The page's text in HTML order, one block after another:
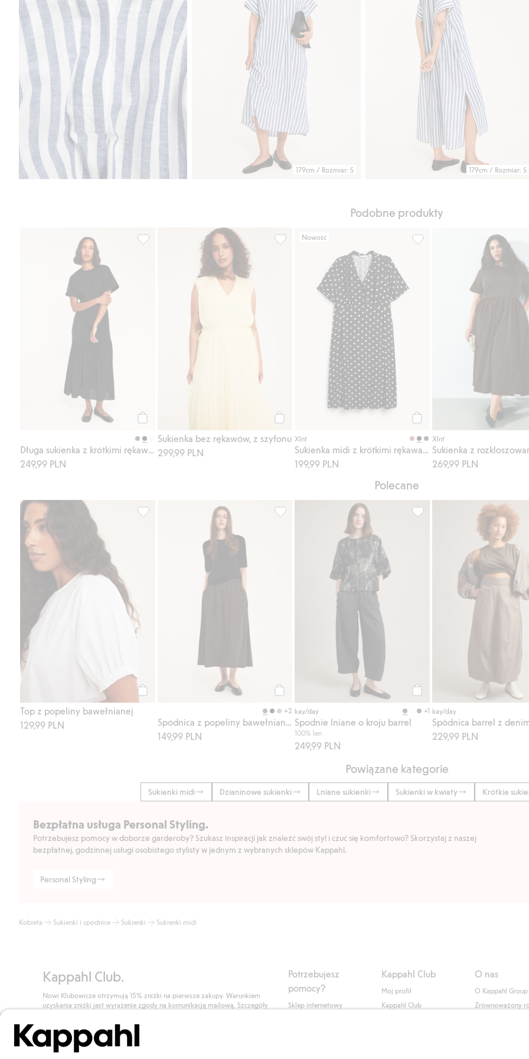
179cm / Rozmiar: S 179cm / Rozmiar: S
Podobne produkty
Długa sukienka z krótkimi rękawami
249,99 PLN
Długa sukienka z krótkimi rękawami, Dodaj do listy ulubione
Sukienka bez rękawów, z szyfonu
299,99 PLN
Sukienka bez rękawów, z szyfonu, Dodaj do listy ulubione
Nowość
Xlnt
Sukienka midi z krótkimi rękawami
199,99 PLN
Sukienka midi z krótkimi
Xlnt
269,99 PLN
Polecane
Kup
Top z popeliny bawełnianej
129,99 PLN
Top z popeliny bawełnianej, Dodaj do listy ulubione
+2
Spódnica z popeliny bawełnianej
149,99 PLN
Spódnica z popeliny bawełnianej, Dodaj do listy ulubione
kay/day +1
Spodnie lniane o kroju barrel
100% len
249,99 PLN
Spodnie lniane o kroju
kay/day
Spódnica barrel z
229,99 PLN
Powiązane kategorie
Sukienki midi Dzianinowe sukienki Lniane sukienki Sukienki w kwiaty Krótkie
Bezpłatna usługa Personal Styling.
Potrzebujesz pomocy w doborze garderoby? Szukasz inspiracji jak znaleźć swój styl i czuć się komfortowo? Skorzystaj z naszej
bezpłatnej, godzinnej usługi osobistego stylisty w jednym z wybranych sklepów Kappahl.
Personal Styling
Kobieta Sukienki i spódnice Sukienki Sukienki midi
Kappahl Club.
Nowi Klubowicze otrzymują 15% zniżki na pierwsze zakupy. Warunkiem
uzyskania zniżki jest wyrażenie zgody na komunikację mailową. Szczegóły
Dołącz do Klubu!
Potrzebujesz
pomocy?
Sklep internetowy
Kappahl Club
Mój profil
Kappahl Club
O nas
O Kappahl Group
Zrównoważony